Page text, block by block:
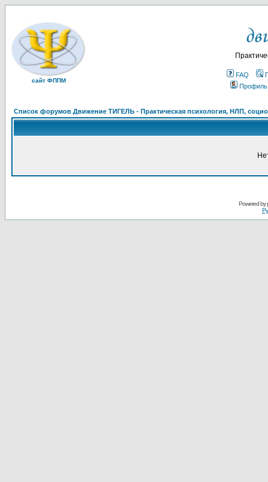
сайт ФППМ
FAQ
Профиль
Список форумов Движение ТИГЕЛЬ - Практическая психология, НЛП,
Powered by